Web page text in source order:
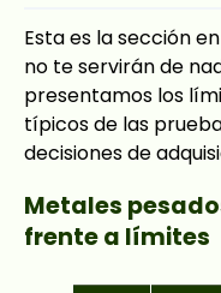
Esta es la sección
no te servirán de
presentamos los
típicos de las
decisiones de
Metales
frente a límites